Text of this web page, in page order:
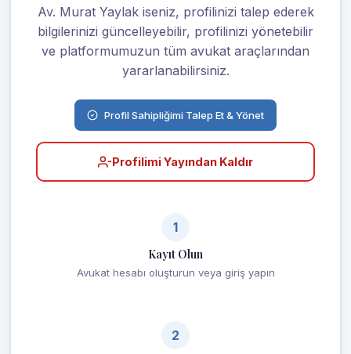
Av. Murat Yaylak iseniz, profilinizi talep ederek
bilgilerinizi güncelleyebilir, profilinizi yönetebilir
ve platformumuzun tüm avukat araçlarından
yararlanabilirsiniz.
Profil Sahipliğimi Talep Et & Yönet
Profilimi Yayından Kaldır
1
Kayıt Olun
Avukat hesabı oluşturun veya giriş yapın
2